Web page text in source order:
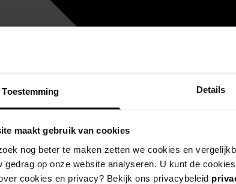
Toestemming Details
maakt gebruik van cookies
nog beter te maken zetten we cookies en
gedrag op onze website analyseren. U kunt de
cookies en privacy? Bekijk ons privacybeleid